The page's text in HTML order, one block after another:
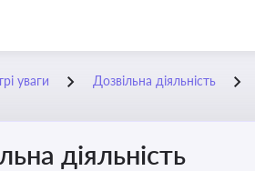
уваги Дозвільна діяльність
діяльність